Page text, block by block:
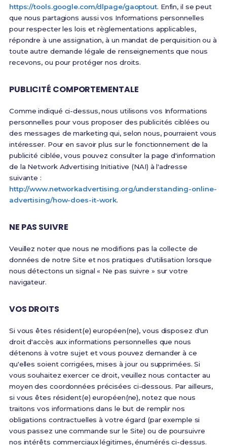
https://tools.google.com/dlpage/gaoptout. Enfin, il se peut
que nous partagions aussi vos Informations personnelles
pour respecter les lois et règlementations applicables,
répondre à une assignation, à un mandat de perquisition ou à
toute autre demande légale de renseignements que nous
recevons, ou pour protéger nos droits.
PUBLICITÉ COMPORTEMENTALE
Comme indiqué ci-dessus, nous utilisons vos Informations
personnelles pour vous proposer des publicités ciblées ou
des messages de marketing qui, selon nous, pourraient vous
intéresser. Pour en savoir plus sur le fonctionnement de la
publicité ciblée, vous pouvez consulter la page d'information
de la Network Advertising Initiative (NAI) à l'adresse
suivante :
http://www.networkadvertising.org/understanding-online-
advertising/how-does-it-work.
NE PAS SUIVRE
Veuillez noter que nous ne modifions pas la collecte de
données de notre Site et nos pratiques d'utilisation lorsque
nous détectons un signal « Ne pas suivre » sur votre
navigateur.
VOS DROITS
Si vous êtes résident(e) européen(ne), vous disposez d'un
droit d'accès aux informations personnelles que nous
détenons à votre sujet et vous pouvez demander à ce
qu'elles soient corrigées, mises à jour ou supprimées. Si
vous souhaitez exercer ce droit, veuillez nous contacter au
moyen des coordonnées précisées ci-dessous. Par ailleurs,
si vous êtes résident(e) européen(ne), notez que nous
traitons vos informations dans le but de remplir nos
obligations contractuelles à votre égard (par exemple si
vous passez une commande sur le Site) ou de poursuivre
nos intérêts commerciaux légitimes, énumérés ci-dessus.